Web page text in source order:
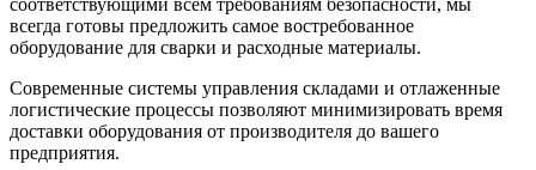
всегда готовы предложить самое востребованное
оборудование для сварки и расходные материалы.
Современные системы управления складами и отлаженные
логистические процессы позволяют минимизировать время
доставки оборудования от производителя до вашего
предприятия.